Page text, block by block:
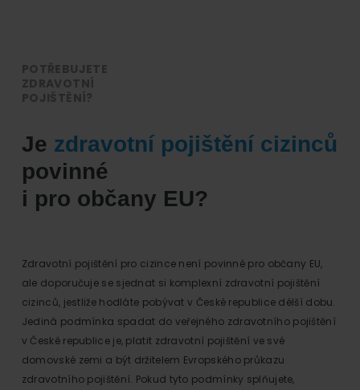
POTŘEBUJETE
ZDRAVOTNÍ
POJIŠTĚNÍ?
Je zdravotní pojištění cizinců
povinné
i pro občany EU?
Zdravotní pojištění pro cizince není povinné pro občany EU,
ale doporučuje se sjednat si komplexní zdravotní pojištění
cizinců, jestliže hodláte pobývat v České republice délší dobu.
Jediná podmínka spadat do veřejného zdravotního pojištění
v České republice je, platit zdravotní pojištění ve své
domovské zemi a být držitelem Evropského průkazu
zdravotního pojištění. Pokud tyto podmínky splňujete,